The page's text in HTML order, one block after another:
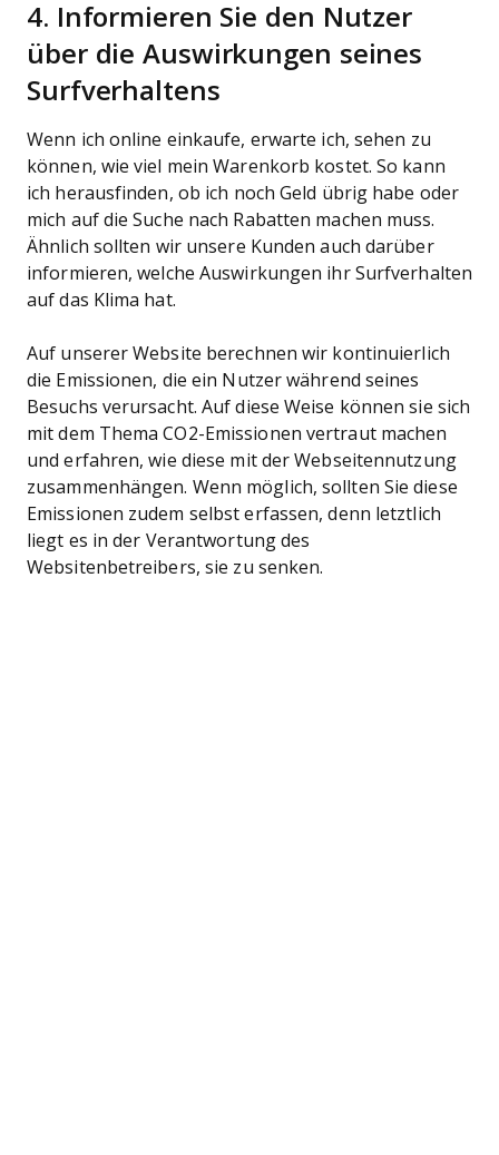
4. Informieren Sie den Nutzer
über die Auswirkungen seines
Surfverhaltens
Wenn ich online einkaufe, erwarte ich, sehen zu
können, wie viel mein Warenkorb kostet. So kann
ich herausfinden, ob ich noch Geld übrig habe oder
mich auf die Suche nach Rabatten machen muss.
Ähnlich sollten wir unsere Kunden auch darüber
informieren, welche Auswirkungen ihr Surfverhalten
auf das Klima hat.
Auf unserer Website berechnen wir kontinuierlich
die Emissionen, die ein Nutzer während seines
Besuchs verursacht. Auf diese Weise können sie sich
mit dem Thema CO2-Emissionen vertraut machen
und erfahren, wie diese mit der Webseitennutzung
zusammenhängen. Wenn möglich, sollten Sie diese
Emissionen zudem selbst erfassen, denn letztlich
liegt es in der Verantwortung des
Websitenbetreibers, sie zu senken.